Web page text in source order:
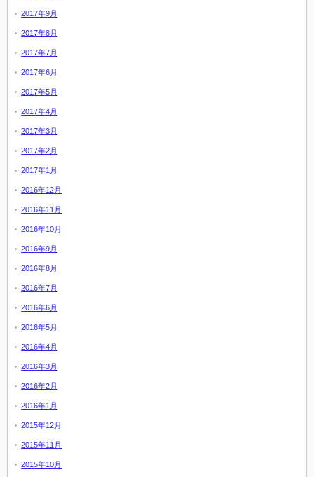
2017年9月
2017年8月
2017年7月
2017年6月
2017年5月
2017年4月
2017年3月
2017年2月
2017年1月
2016年12月
2016年11月
2016年10月
2016年9月
2016年8月
2016年7月
2016年6月
2016年5月
2016年4月
2016年3月
2016年2月
2016年1月
2015年12月
2015年11月
2015年10月